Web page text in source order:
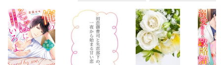
作品を読む
た上、同居まで提案してきて──？
鷹哉『宜しくな、俺の雛子』🦅
雛子『俺の……ひぃ、雛子？！！！』🐥
シゴデキで冷徹な上司が見せる素顔は、なぜか想像以上に甘く